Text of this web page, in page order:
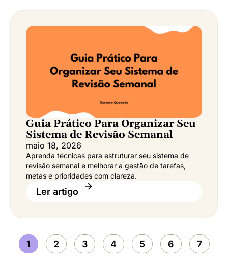
Guia Prático Para Organizar Seu
Sistema de Revisão Semanal
maio 18, 2026
Aprenda técnicas para estruturar seu sistema de
revisão semanal e melhorar a gestão de tarefas,
metas e prioridades com clareza.
Ler artigo
1 2 3 4 5 6 7